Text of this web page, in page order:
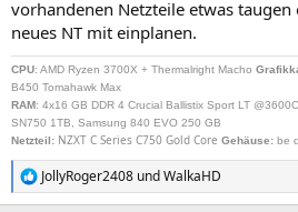
vorhandenen Netzteile etwas taugen
neues NT mit einplanen.
CPU: AMD Ryzen 3700X + Thermalright Macho
B450 Tomahawk Max
RAM: 4x16 GB DDR 4 Crucial Ballistix Sport LT
SN750 1TB, Samsung 840 EVO 250 GB
Netzteil: NZXT C Series C750 Gold Core Gehäuse: be
R
e
JollyRoger2408 undWalkaHD